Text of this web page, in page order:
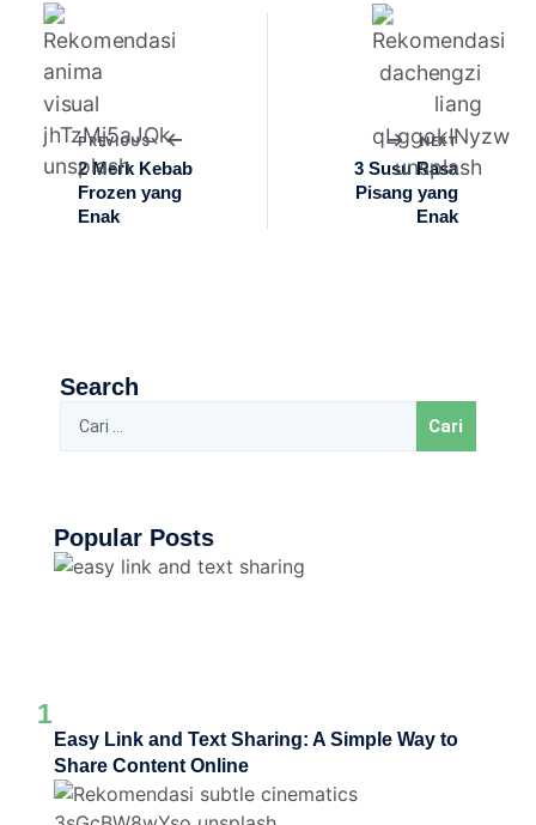
PREVIOUS
2 Merk Kebab
Frozen yang
Enak
NEXT
3 Susu Rasa
Pisang yang
Enak
Search
Popular Posts
1
Easy Link and Text Sharing: A Simple Way to
Share Content Online